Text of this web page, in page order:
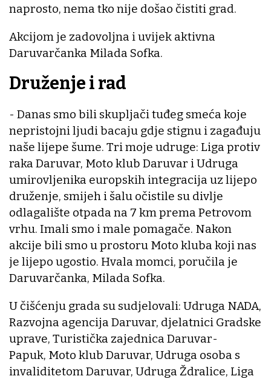
naprosto, nema tko nije došao čistiti grad.
Akcijom je zadovoljna i uvijek aktivna
Daruvarčanka Milada Sofka.
Druženje i rad
- Danas smo bili skupljači tuđeg smeća koje
nepristojni ljudi bacaju gdje stignu i zagađuju
naše lijepe šume. Tri moje udruge: Liga protiv
raka Daruvar, Moto klub Daruvar i Udruga
umirovljenika europskih integracija uz lijepo
druženje, smijeh i šalu očistile su divlje
odlagalište otpada na 7 km prema Petrovom
vrhu. Imali smo i male pomagače. Nakon
akcije bili smo u prostoru Moto kluba koji nas
je lijepo ugostio. Hvala momci, poručila je
Daruvarčanka, Milada Sofka.
U čišćenju grada su sudjelovali: Udruga NADA,
Razvojna agencija Daruvar, djelatnici Gradske
uprave, Turistička zajednica Daruvar-
Papuk, Moto klub Daruvar, Udruga osoba s
invaliditetom Daruvar, Udruga Ždralice, Liga